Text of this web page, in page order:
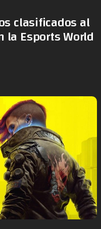
clasificados al
la Esports World